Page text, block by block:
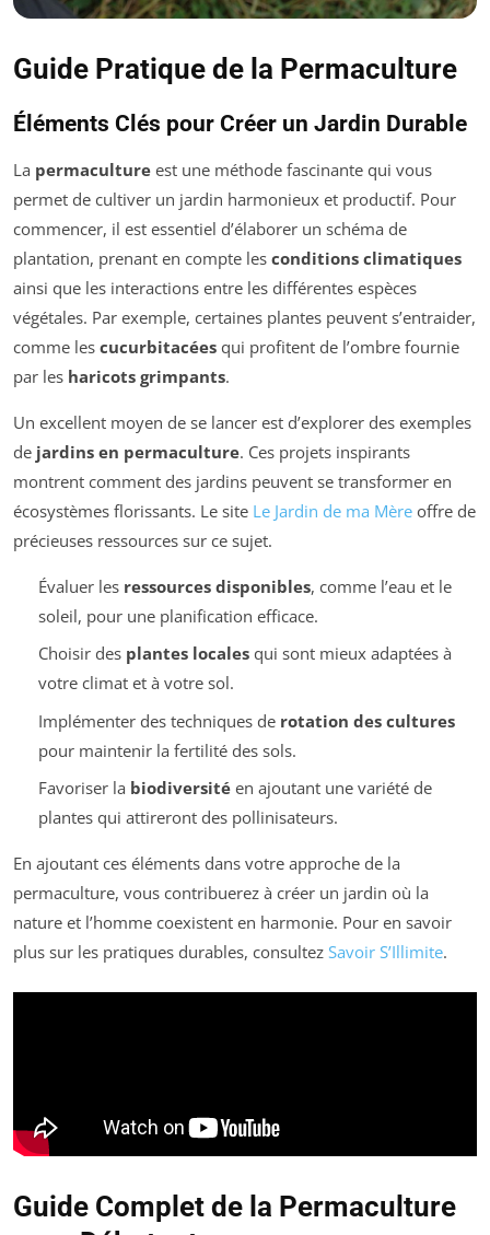
Guide Pratique de la Permaculture
Éléments Clés pour Créer un Jardin Durable
La permaculture est une méthode fascinante qui vous
permet de cultiver un jardin harmonieux et productif. Pour
commencer, il est essentiel d’élaborer un schéma de
plantation, prenant en compte les conditions climatiques
ainsi que les interactions entre les différentes espèces
végétales. Par exemple, certaines plantes peuvent s’entraider,
comme les cucurbitacées qui profitent de l’ombre fournie
par les haricots grimpants.
Un excellent moyen de se lancer est d’explorer des exemples
de jardins en permaculture. Ces projets inspirants
montrent comment des jardins peuvent se transformer en
écosystèmes florissants. Le site Le Jardin de ma Mère offre de
précieuses ressources sur ce sujet.
Évaluer les ressources disponibles, comme l’eau et le
soleil, pour une planification efficace.
Choisir des plantes localesqui sont mieux adaptées à
votre climat et à votre sol.
Implémenter des techniques de rotation des cultures
pour maintenir la fertilité des sols.
Favoriser la biodiversitéen ajoutant une variété de
plantes qui attireront des pollinisateurs.
En ajoutant ces éléments dans votre approche de la
permaculture, vous contribuerez à créer un jardin où la
nature et l’homme coexistent en harmonie. Pour en savoir
plus sur les pratiques durables, consultez Savoir S’Illimite.
Guide Complet de la Permaculture